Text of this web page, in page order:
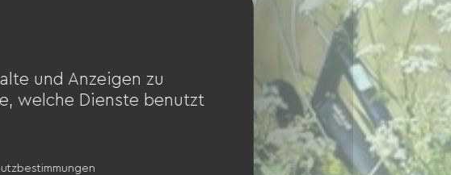
und Anzeigen zu
welche Dienste benutzt